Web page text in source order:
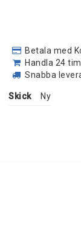
Betala med
Handla 24
Snabba
Skick Ny